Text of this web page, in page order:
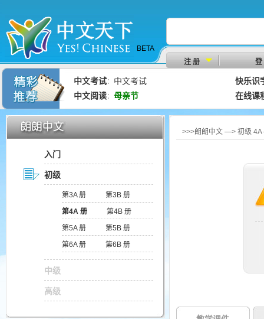
BETA
注 册
登
中文考试： 中文考试
快乐识
中文阅读： 母亲节 在线课
入门
初级
第3A 册
第3B 册
第4A 册
第4B 册
第5A 册
第5B 册
第6A 册
第6B 册
中级
高级
>>>朗朗中文 —> 初级